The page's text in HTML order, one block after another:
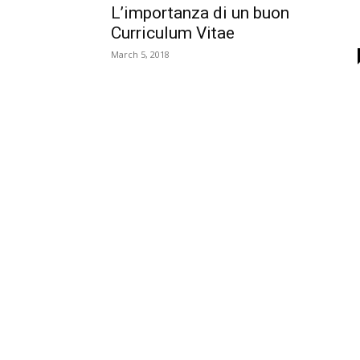
L’importanza di un buon
Curriculum Vitae
March 5, 2018